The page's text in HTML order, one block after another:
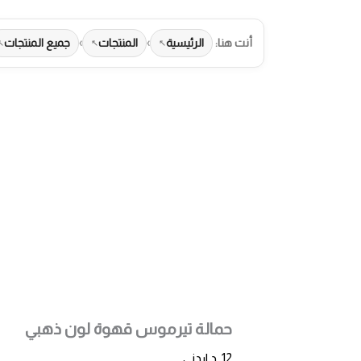
أنت هنا: الرئيسية › المنتجات › جميع المنتجات
حمالة تيرموس قهوة لون ذهبي
12 د.اردني